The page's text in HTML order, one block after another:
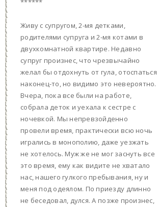
******
Живу с супругом, 2-мя детками,
родителями супруга и 2-мя котами в
двухкомнатной квартире. Недавно
супруг произнес, что чрезвычайно
желал бы отдохнуть от гула, отоспаться
наконец-то, но видимо это невероятно.
Вчера, пока все были на работе,
собрала деток и уехала к сестре с
ночевкой. Мы непревзойденно
провели время, практически всю ночь
игрались в монополию, даже уезжать
не хотелось. Муж же не мог заснуть все
это время, ему как видите не хватало
нас, нашего гулкого пребывания, ну и
меня под одеялом. По приезду длинно
не беседовал, дулся. А позже произнес,